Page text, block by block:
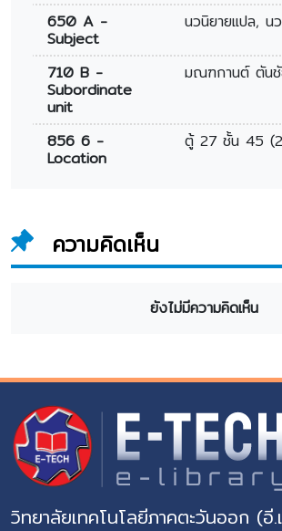
650 A -
Subject
นวนิยายแปล, น
710 B -
Subordinate
unit
มณฑกานต์ ตัน
856 6 -
Location
ตู้ 27 ชั้น 45
ความคิดเห็น
ยังไม่มีความคิดเห็น
วิทยาลัยเทคโนโลยีภาคตะวันออก (อี.